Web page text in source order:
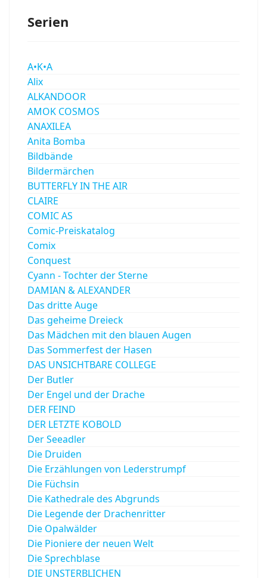
Serien
A•K•A
Alix
ALKANDOOR
AMOK COSMOS
ANAXILEA
Anita Bomba
Bildbände
Bildermärchen
BUTTERFLY IN THE AIR
CLAIRE
COMIC AS
Comic-Preiskatalog
Comix
Conquest
Cyann - Tochter der Sterne
DAMIAN & ALEXANDER
Das dritte Auge
Das geheime Dreieck
Das Mädchen mit den blauen Augen
Das Sommerfest der Hasen
DAS UNSICHTBARE COLLEGE
Der Butler
Der Engel und der Drache
DER FEIND
DER LETZTE KOBOLD
Der Seeadler
Die Druiden
Die Erzählungen von Lederstrumpf
Die Füchsin
Die Kathedrale des Abgrunds
Die Legende der Drachenritter
Die Opalwälder
Die Pioniere der neuen Welt
Die Sprechblase
DIE UNSTERBLICHEN